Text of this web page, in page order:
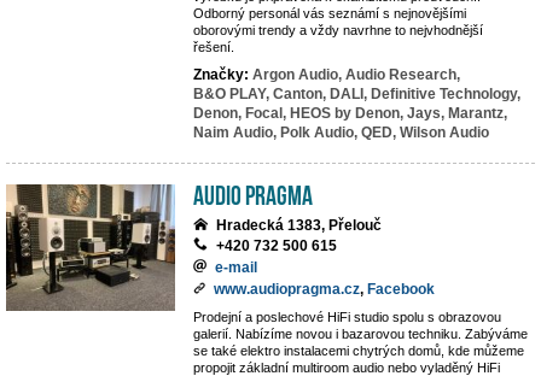
Odborný personál vás seznámí s nejnovějšími
oborovými trendy a vždy navrhne to nejvhodnější
řešení.
Značky: Argon Audio, Audio Research,
B&O PLAY, Canton, DALI, Definitive Technology,
Denon, Focal, HEOS by Denon, Jays, Marantz,
Naim Audio, Polk Audio, QED, Wilson Audio
Audio Pragma
Hradecká 1383, Přelouč
+420 732 500 615
e-mail
www.audiopragma.cz, Facebook
Prodejní a poslechové HiFi studio spolu s obrazovou
galerií. Nabízíme novou i bazarovou techniku. Zabýváme
se také elektro instalacemi chytrých domů, kde můžeme
propojit základní multiroom audio nebo vyladěný HiFi